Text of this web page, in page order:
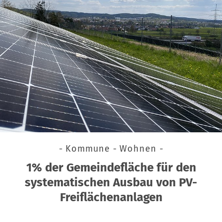
- Kommune - Wohnen -
1% der Gemeindefläche für den
systematischen Ausbau von PV-
Freiflächenanlagen